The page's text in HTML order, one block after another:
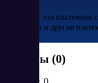
ЮKassa — это платежная
терминалы и другие
Отзывы (0)